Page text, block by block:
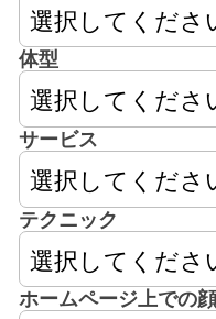
体型
サービス
テクニック
ホームページ上での